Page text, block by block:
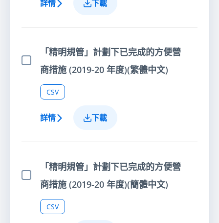
詳情 下載
選擇項目
「精明規管」計劃下已完成的方便營
商措施 (2019-20 年度)(繁體中文)
CSV
詳情 下載
選擇項目
「精明規管」計劃下已完成的方便營
商措施 (2019-20 年度)(簡體中文)
CSV